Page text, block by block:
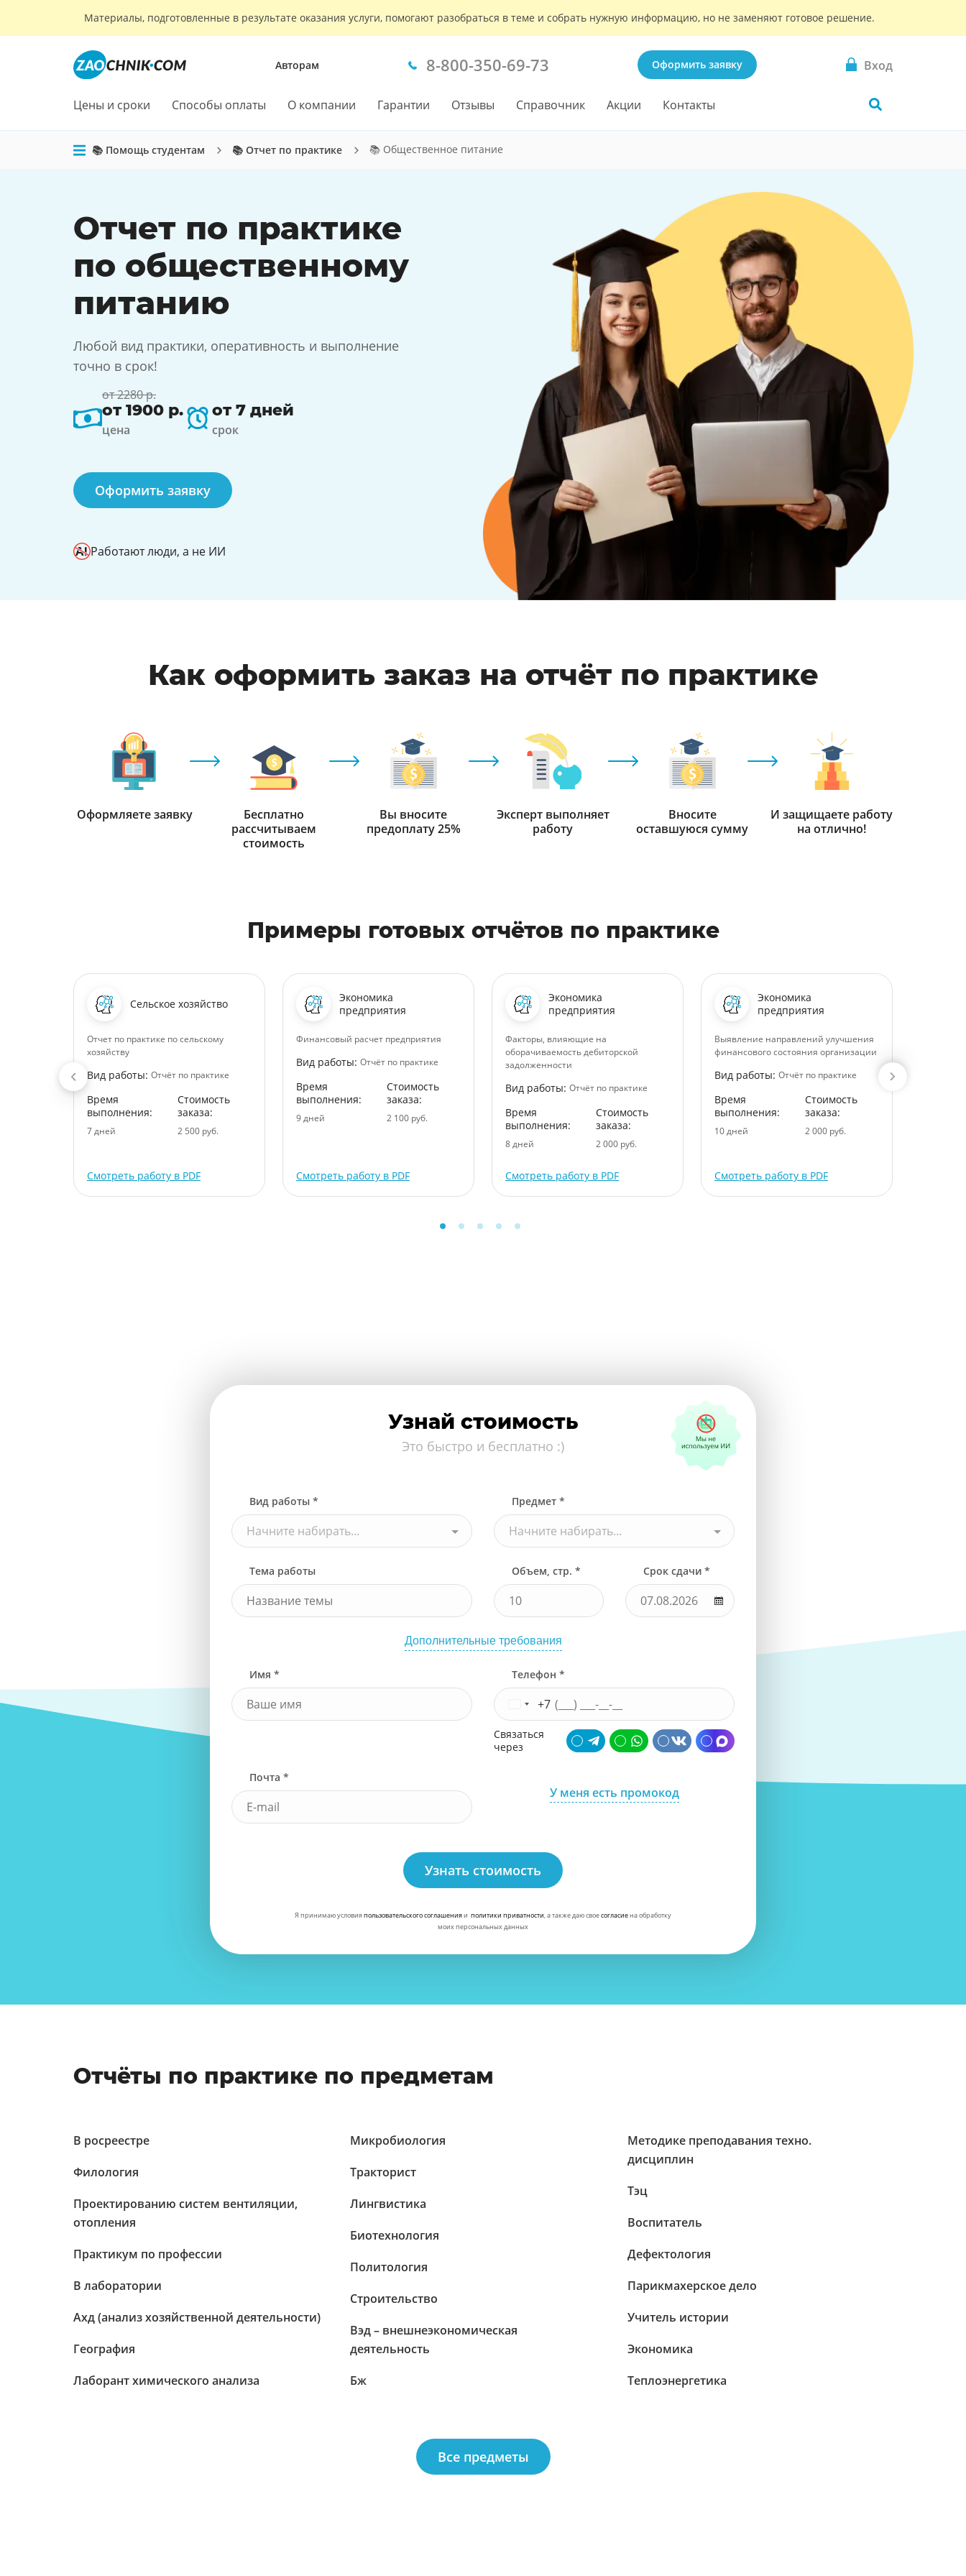
Материалы, подготовленные в результате оказания услуги, помогают разобраться в теме и собрать нужную информацию, но не заменяют готовое решение.
Авторам 8-800-350-69-73 Оформить заявку Вход
Цены и сроки Способы оплаты О компании Гарантии Отзывы Справочник Акции Контакты
📚 Помощь студентам 📚 Отчет по практике 📚 Общественное питание
Отчет по практике
по общественному
питанию
Любой вид практики, оперативность и выполнение
точно в срок!
от 2280 р.
от 1900 р.
цена
от 7 дней
срок
Оформить заявку
Работают люди, а не ИИ
Как оформить заказ на отчёт по практике
Оформляете заявку
Бесплатно
рассчитываем
стоимость
Вы вносите
предоплату 25%
Эксперт выполняет
работу
Вносите
оставшуюся сумму
И защищаете работу
на отлично!
Примеры готовых отчётов по практике
Сельское хозяйство
Отчет по практике по сельскому
хозяйству
Вид работы: Отчёт по практике
Время
выполнения:
7 дней
Стоимость
заказа:
2 500 руб.
Смотреть работу в PDF
Экономика
предприятия
Финансовый расчет предприятия
Вид работы: Отчёт по практике
Время
выполнения:
9 дней
Стоимость
заказа:
2 100 руб.
Смотреть работу в PDF
Экономика
предприятия
Факторы, влияющие на
оборачиваемость дебиторской
задолженности
Вид работы: Отчёт по практике
Время
выполнения:
8 дней
Стоимость
заказа:
2 000 руб.
Смотреть работу в PDF
Экономика
предприятия
Выявление направлений улучшения
финансового состояния организации
Вид работы: Отчёт по практике
Время
выполнения:
10 дней
Стоимость
заказа:
2 000 руб.
Смотреть работу в PDF
Узнай стоимость
Это быстро и бесплатно :)
Вид работы *
Начните набирать...
Предмет *
Начните набирать...
Тема работы Объем, стр. * Срок сдачи *
Дополнительные требования
Имя * Телефон *
+7
Связаться
через
Почта *
У меня есть промокод
Узнать стоимость
Я принимаю условияпользовательского соглашенияи политики приватности, а также даю своесогласиена обработку
моих персональных данных
Отчёты по практике по предметам
В росреестре
Филология
Проектированию систем вентиляции,
отопления
Практикум по профессии
В лаборатории
Ахд (анализ хозяйственной деятельности)
География
Лаборант химического анализа
Микробиология
Тракторист
Лингвистика
Биотехнология
Политология
Строительство
Вэд – внешнеэкономическая
деятельность
Бж
Методике преподавания техно.
дисциплин
Тэц
Воспитатель
Дефектология
Парикмахерское дело
Учитель истории
Экономика
Теплоэнергетика
Все предметы